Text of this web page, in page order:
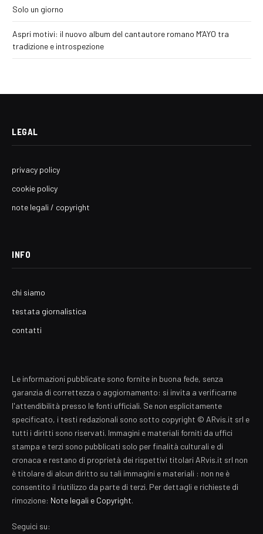
Solo un giorno
Aspri motivi: il nuovo album del cantautore romano M’AYO tra
tradizione e introspezione
LEGAL
privacy policy
cookie policy
note legali / copyright
INFO
chi siamo
testata giornalistica
contatti
Le informazioni pubblicate sono fornite in buona fede, senza
garanzia di correttezza o aggiornamento: si invita a verificarne
l'attendibilità presso le fonti ufficiali. Se non esplicitamente
specificato, i testi redazionali sono sotto copyright © ARvis.it srl e
tutti i diritti sono riservati. Immagini e materiali forniti da uffici
stampa e terzi sono pubblicati solo per finalità culturali e di
cronaca e restano di proprietà dei rispettivi titolari ARvis.it srl non
è titolare di alcun diritto su tali immagini e materiali : non ne è
consentito il riutilizzo da parte di terzi. Per dettagli e richieste di
rimozione: Note legali e Copyright.
Seguici su: